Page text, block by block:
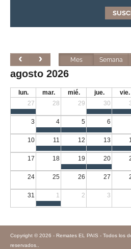
Mes Semana
agosto 2026
lun. mar. mié. jue. vie.
27
28 29 30
3 4 5 6
10 11 12 13
17 18 19 20
24 25 26 27
31 1 2 3
Copyright © 2026 - Remates EL PAIS - Todos los
reservados..